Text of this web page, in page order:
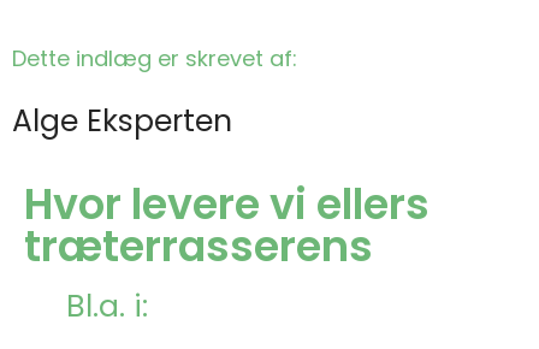
Dette indlæg er skrevet af:
Alge Eksperten
Hvor levere vi ellers
træterrasserens
Bl.a. i: